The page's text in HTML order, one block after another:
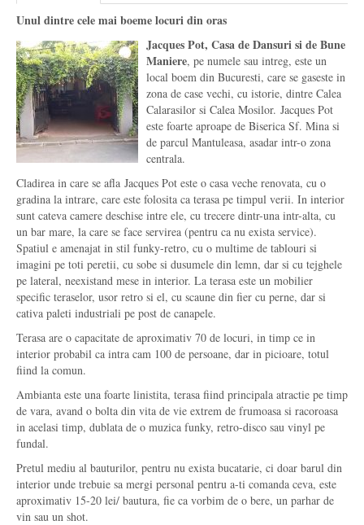
Unul dintre cele mai boeme locuri din oras
Jacques Pot, Casa de Dansuri si de Bune
Maniere, pe numele sau intreg, este un
local boem din Bucuresti, care se gaseste in
zona de case vechi, cu istorie, dintre Calea
Calarasilor si Calea Mosilor. Jacques Pot
este foarte aproape de Biserica Sf. Mina si
de parcul Mantuleasa, asadar intr-o zona
centrala.
Cladirea in care se afla Jacques Pot este o casa veche renovata, cu o
gradina la intrare, care este folosita ca terasa pe timpul verii. In interior
sunt cateva camere deschise intre ele, cu trecere dintr-una intr-alta, cu
un bar mare, la care se face servirea (pentru ca nu exista service).
Spatiul e amenajat in stil funky-retro, cu o multime de tablouri si
imagini pe toti peretii, cu sobe si dusumele din lemn, dar si cu tejghele
pe lateral, neexistand mese in interior. La terasa este un mobilier
specific teraselor, usor retro si el, cu scaune din fier cu perne, dar si
cativa paleti industriali pe post de canapele.
Terasa are o capacitate de aproximativ 70 de locuri, in timp ce in
interior probabil ca intra cam 100 de persoane, dar in picioare, totul
fiind la comun.
Ambianta este una foarte linistita, terasa fiind principala atractie pe timp
de vara, avand o bolta din vita de vie extrem de frumoasa si racoroasa
in acelasi timp, dublata de o muzica funky, retro-disco sau vinyl pe
fundal.
Pretul mediu al bauturilor, pentru nu exista bucatarie, ci doar barul din
interior unde trebuie sa mergi personal pentru a-ti comanda ceva, este
aproximativ 15-20 lei/ bautura, fie ca vorbim de o bere, un parhar de
vin sau un shot.